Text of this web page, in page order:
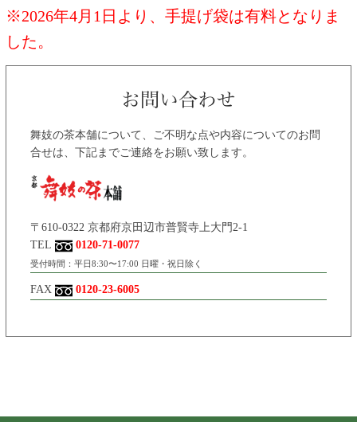
※2026年4月1日より、手提げ袋は有料となりま
した。
舞妓の茶本舗について、ご不明な点や内容についてのお問
合せは、下記までご連絡をお願い致します。
〒610-0322 京都府京田辺市普賢寺上大門2-1
TEL
0120-71-0077
受付時間：平日8:30〜17:00 日曜・祝日除く
FAX 0120-23-6005